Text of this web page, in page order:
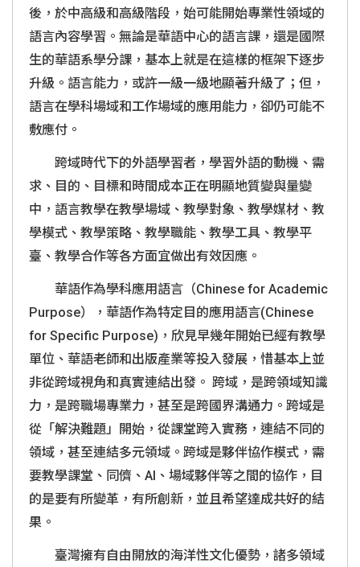
後，於中高級和高級階段，始可能開始專業性領域的
語言內容學習。無論是華語中心的語言課，還是國際
生的華語系學分課，基本上就是在這樣的框架下逐步
升級。語言能力，或許一級一級地顯著升級了；但，
語言在學科場域和工作場域的應用能力，卻仍可能不
敷應付。
跨域時代下的外語學習者，學習外語的動機、需
求、目的、目標和時間成本正在明顯地質變與量變
中，語言教學在教學場域、教學對象、教學媒材、教
學模式、教學策略、教學職能、教學工具、教學平
臺、教學合作等各方面宜做出有效因應。
華語作為學科應用語言（Chinese for Academic
Purpose），華語作為特定目的應用語言(Chinese
for Specific Purpose) ，欣見早幾年開始已經有教學
單位、華語老師和出版產業等投入發展，惜基本上並
非從跨域視角和真實連結出發。 跨域，是跨領域知識
力，是跨職場專業力，甚至是跨國界溝通力。跨域是
從「解決難題」開始，從課堂跨入實務，連結不同的
領域，甚至連結多元領域。跨域是夥伴協作模式，需
要教學課堂、同儕、AI、場域夥伴等之間的協作，目
的是要有所變革，有所創新，並且希望達成共好的結
果。
臺灣擁有自由開放的海洋性文化優勢，諸多領域